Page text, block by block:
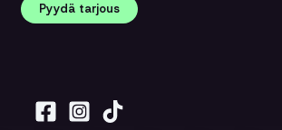
Pyydä tarjous